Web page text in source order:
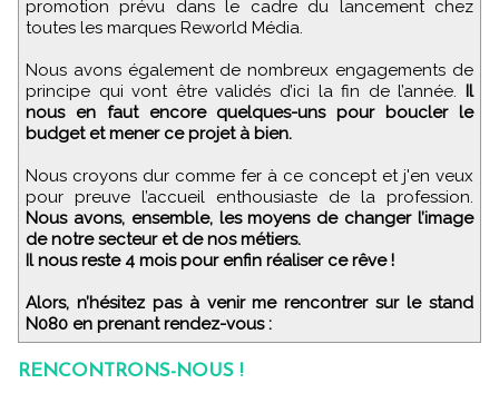
promotion prévu dans le cadre du lancement chez
toutes les marques Reworld Média.
Nous avons également de nombreux engagements de
principe qui vont être validés d’ici la fin de l’année. Il
nous en faut encore quelques-uns pour boucler le
budget et mener ce projet à bien.
Nous croyons dur comme fer à ce concept et j'en veux
pour preuve l’accueil enthousiaste de la profession.
Nous avons, ensemble, les moyens de changer l’image
de notre secteur et de nos métiers.
Il nous reste 4 mois pour enfin réaliser ce rêve !
Alors, n’hésitez pas à venir me rencontrer sur le stand
N080 en prenant rendez-vous :
RENCONTRONS-NOUS !